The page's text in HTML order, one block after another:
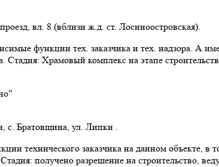
вл. 8 (вблизи ж.д. ст. Лосиноостровская).
функции тех. заказчика и тех. надзора. А
Стадия: Храмовый комплекс на этапе
Братовщина, ул. Липки .
технического заказчика на данном объекте, в
получено разрешение на строительство,